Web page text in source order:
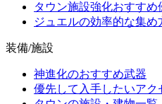
タウン施設強化おすすめ
ジュエルの効率的な集め
装備/施設
神進化のおすすめ武器
優先して入手したいアク